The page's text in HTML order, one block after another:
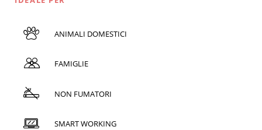
ANIMALI DOMESTICI
FAMIGLIE
NON FUMATORI
SMART WORKING